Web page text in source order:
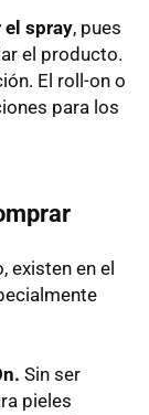
el spray, pues
el producto.
El roll-on o
para los
existen en el
Sin ser
pieles